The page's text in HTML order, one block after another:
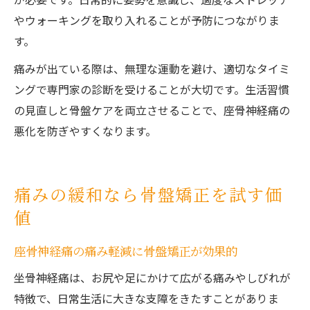
やウォーキングを取り入れることが予防につながりま
す。
痛みが出ている際は、無理な運動を避け、適切なタイミ
ングで専門家の診断を受けることが大切です。生活習慣
の見直しと骨盤ケアを両立させることで、座骨神経痛の
悪化を防ぎやすくなります。
痛みの緩和なら骨盤矯正を試す価
値
座骨神経痛の痛み軽減に骨盤矯正が効果的
坐骨神経痛は、お尻や足にかけて広がる痛みやしびれが
特徴で、日常生活に大きな支障をきたすことがありま